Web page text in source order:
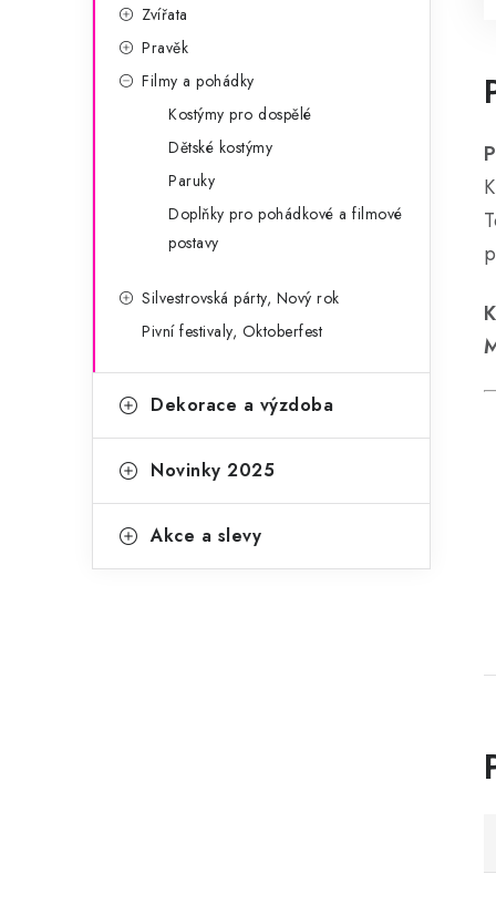
Zvířata
Pravěk
Filmy a pohádky
Kostýmy pro dospělé
Dětské kostýmy
Paruky
Doplňky pro pohádkové a filmové
postavy
Silvestrovská párty, Nový rok
Pivní festivaly, Oktoberfest
Dekorace a výzdoba
Novinky 2025
Akce a slevy